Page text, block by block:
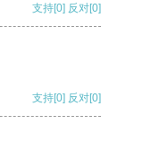
支持[0] 反对[0]
支持[0] 反对[0]